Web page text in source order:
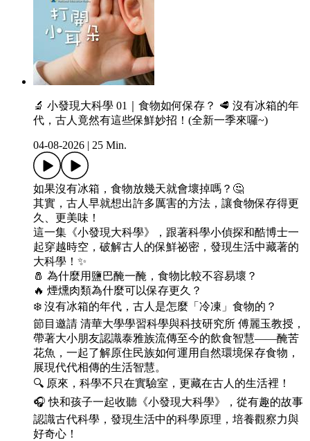
🔬 小發現大科學 01｜食物如何保存？ 🥩 沒有冰箱的年
代，古人竟然有這些保鮮妙招！(全新一季來囉~)
04-08-2026 25 Min.
如果沒有冰箱，食物放幾天就會壞掉嗎？🤔
其實，古人早就想出許多厲害的方法，讓食物保存得更
久、更美味！
這一集《小發現大科學》，跟著科學小偵探和酷博士一
起穿越時空，破解古人的保鮮祕密，發現生活中藏著的
大科學！✨
🧂 為什麼用鹽巴醃一醃，食物比較不容易壞？
🔥 煙燻肉類為什麼可以保存更久？
❄️ 沒有冰箱的年代，古人是怎麼「冷凍」食物的？
節目邀請 清華大學學習科學與科技研究所 傅麗玉教授，
帶著大小朋友認識泰雅族流傳至今的飲食智慧——醃苦
花魚，一起了解原住民族如何運用自然環境保存食物，
展現代代相傳的生活智慧。
🔍 原來，科學不只在實驗室，更藏在古人的生活裡！
🎧 快和孩子一起收聽《小發現大科學》，從有趣的故事
認識古代科學，發現生活中的科學原理，培養觀察力與
好奇心！